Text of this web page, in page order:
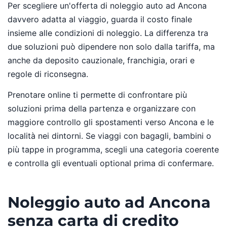
Per scegliere un'offerta di noleggio auto ad Ancona
davvero adatta al viaggio, guarda il costo finale
insieme alle condizioni di noleggio. La differenza tra
due soluzioni può dipendere non solo dalla tariffa, ma
anche da deposito cauzionale, franchigia, orari e
regole di riconsegna.
Prenotare online ti permette di confrontare più
soluzioni prima della partenza e organizzare con
maggiore controllo gli spostamenti verso Ancona e le
località nei dintorni. Se viaggi con bagagli, bambini o
più tappe in programma, scegli una categoria coerente
e controlla gli eventuali optional prima di confermare.
Noleggio auto ad Ancona
senza carta di credito